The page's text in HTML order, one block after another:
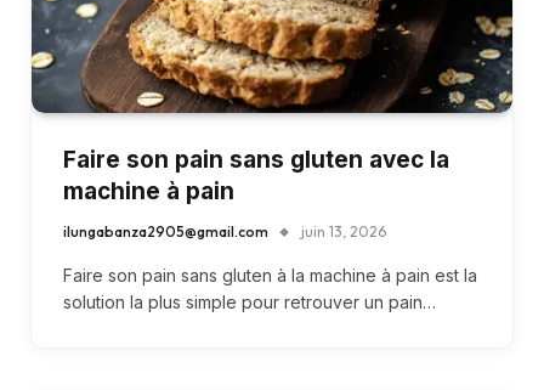
Faire son pain sans gluten avec la
machine à pain
ilungabanza2905@gmail.com juin 13, 2026
Faire son pain sans gluten à la machine à pain est la
solution la plus simple pour retrouver un pain…